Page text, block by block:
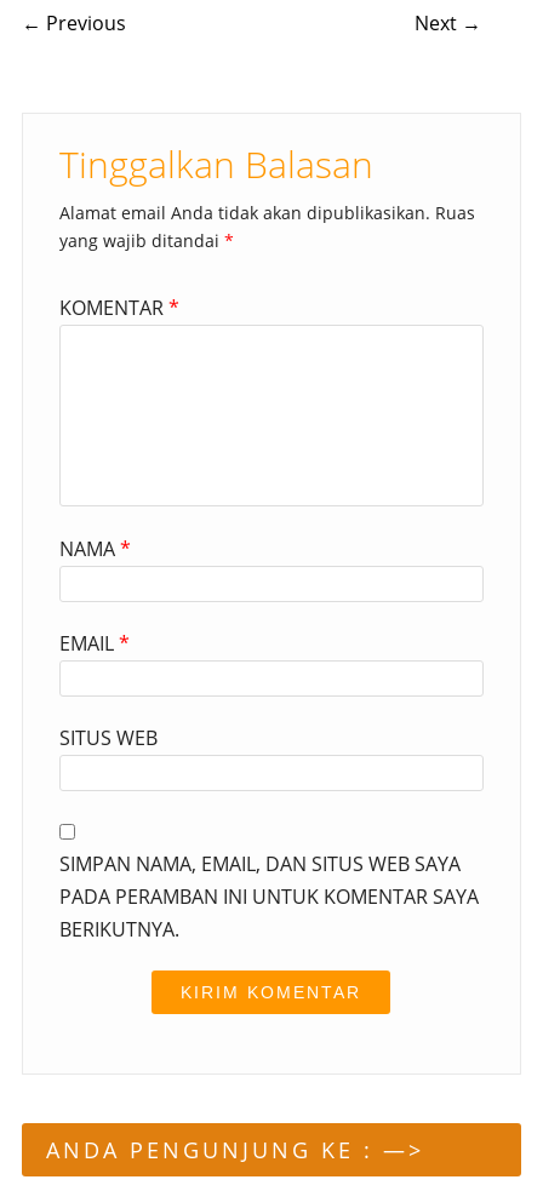
Post navigation
← Previous Next →
Tinggalkan Balasan
Alamat email Anda tidak akan dipublikasikan. Ruas
yang wajib ditandai *
KOMENTAR*
NAMA*
EMAIL*
SITUS WEB
SIMPAN NAMA, EMAIL, DAN SITUS WEB SAYA
PADA PERAMBAN INI UNTUK KOMENTAR SAYA
BERIKUTNYA.
ANDA PENGUNJUNG KE : —>